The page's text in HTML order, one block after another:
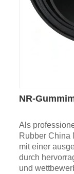
NR-
Als
Rubber China
mit einer
durch
und